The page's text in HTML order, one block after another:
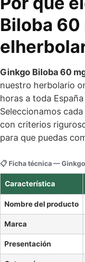
Biloba 60
Ginkgo Biloba 60
nuestro herbolario
horas a toda
Seleccionamos
con criterios
para que puedas
📋 Ficha técnica —
Característica
Nombre del producto
Marca
Presentación